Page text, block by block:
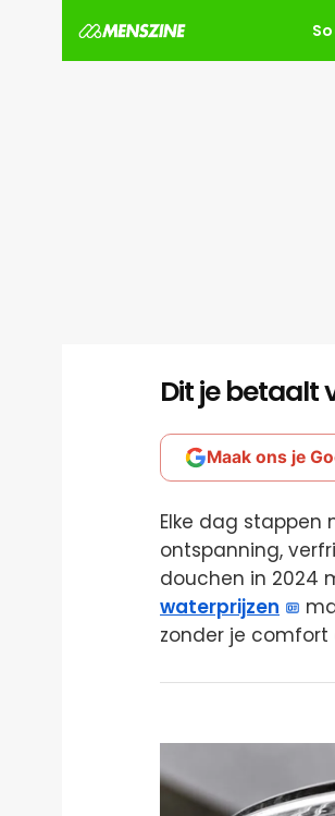
Dit je betaalt
Maak ons je
Elke dag stappen
ontspanning,
douchen in 2024
waterprijzen
zonder je comfort